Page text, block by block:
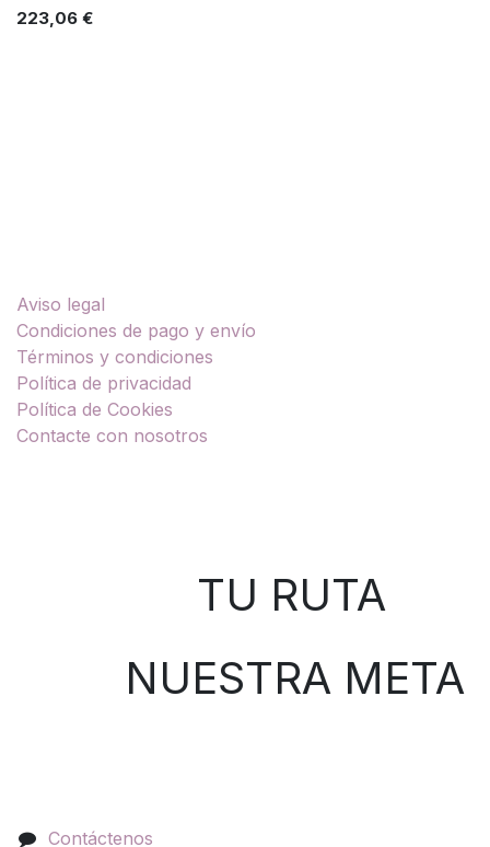
223,06 €
Aviso legal
Condiciones de pago y envío
Términos y condiciones
Política de privacidad
Política de Cookies
Contacte con nosotros
TU RUTA
NUESTRA META
Contáctenos